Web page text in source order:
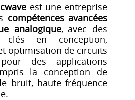
est une entreprise
compétences avancées
analogique, avec des
clés en conception,
optimisation de circuits
des applications
la conception de
bruit, haute fréquence